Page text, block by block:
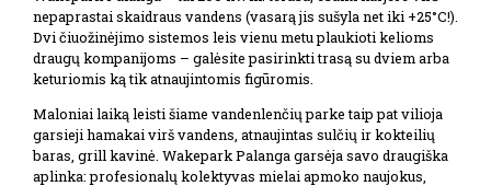
nepaprastai skaidraus vandens (vasarą jis sušyla net iki +25°C!).
Dvi čiuožinėjimo sistemos leis vienu metu plaukioti kelioms
draugų kompanijoms – galėsite pasirinkti trasą su dviem arba
keturiomis ką tik atnaujintomis figūromis.
Maloniai laiką leisti šiame vandenlenčių parke taip pat vilioja
garsieji hamakai virš vandens, atnaujintas sulčių ir kokteilių
baras, grill kavinė. Wakepark Palanga garsėja savo draugiška
aplinka: profesionalų kolektyvas mielai apmoko naujokus,